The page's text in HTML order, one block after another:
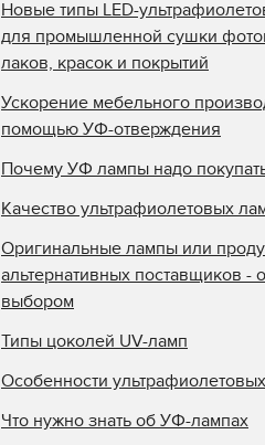
Новые типы LED-
для промышленной сушки
лаков, красок и покрытий
Ускорение мебельного
помощью УФ-отверждения
Почему УФ лампы надо
Качество ультрафиолетовых
Оригинальные лампы или
альтернативных поставщиков -
выбором
Типы цоколей UV-ламп
Особенности
Что нужно знать об УФ-лампах